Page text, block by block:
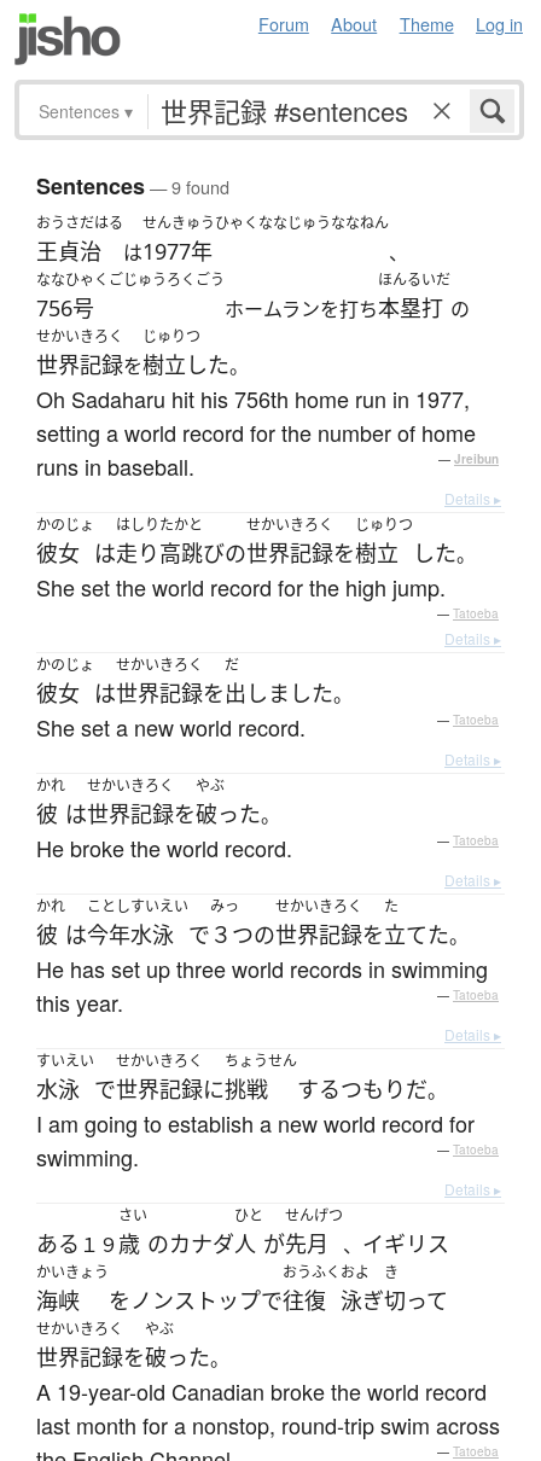
Forum About Theme Log in
Sentences ▾
Sentences— 9 found
おうさだはる
王貞治 は
せんきゅうひゃくななじゅうななねん
1977年 、
ななひゃくごじゅうろくごう
756号 ホームランを打ち
ほんるいだ
本塁打 の
せかいきろく
世界記録を
じゅりつ
樹立した。
Oh Sadaharu hit his 756th home run in 1977,
setting a world record for the number of home
runs in baseball.
— Jreibun
Details ▸
かのじょ
彼女 は
はしりたかと
走り高跳びの
せかいきろく
世界記録を
じゅりつ
樹立 した。
She set the world record for the high jump.
— Tatoeba
Details ▸
かのじょ
彼女 は
せかいきろく
世界記録を
だ
出しました。
She set a new world record. — Tatoeba
Details ▸
かれ
彼 は
せかいきろく
世界記録を
やぶ
破った。
He broke the world record. — Tatoeba
Details ▸
かれ
彼 は
ことし
今年
すいえい
水泳 で
みっ
３つの
せかいきろく
世界記録を
た
立てた。
He has set up three world records in swimming
this year.
— Tatoeba
Details ▸
すいえい
水泳 で
せかいきろく
世界記録に
ちょうせん
挑戦 するつもりだ。
I am going to establish a new world record for
swimming.
— Tatoeba
Details ▸
ある １９
さい
歳 のカナダ
ひと
人 が
せんげつ
先月 、 イギリス
かいきょう
海峡 をノンストップで
おうふく
往復
およ
泳ぎ
き
切って
せかいきろく
世界記録を
やぶ
破った。
A 19-year-old Canadian broke the world record
last month for a nonstop, round-trip swim across
— Tatoeba